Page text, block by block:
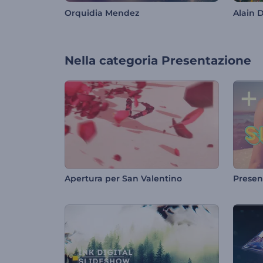
Orquidia Mendez Alain
Nella categoria Presentazione
Apertura per San Valentino